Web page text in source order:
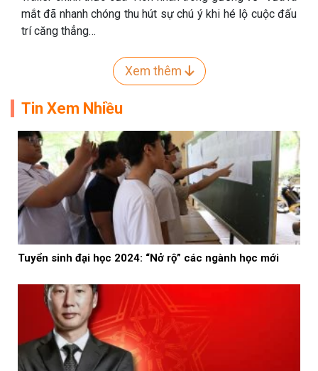
mắt đã nhanh chóng thu hút sự chú ý khi hé lộ cuộc đấu
trí căng thẳng…
Xem thêm
Tin Xem Nhiều
Tuyển sinh đại học 2024: “Nở rộ” các ngành học mới